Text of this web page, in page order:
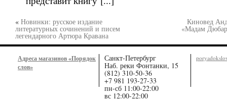
« Новинки: русское издание
литературных сочинений и писем
легендарного Артюра Кравана
Киновед
«Мадам
Адреса магазинов «Порядок
слов»
Санкт-Петербург
Наб. реки Фонтанки, 15
(812) 310-50-36
+7 981 193-27-33
пн-сб 11:00-22:00
вс 12:00-22:00